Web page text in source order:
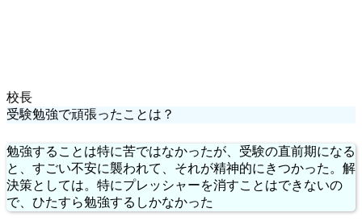
校長
受験勉強で頑張ったことは？
勉強することは特に苦ではなかったが、受験の直前期になる
と、すごい不安に襲われて、それが精神的にきつかった。解
決策としては。特にプレッシャーを消すことはできないの
で、ひたすら勉強するしかなかった